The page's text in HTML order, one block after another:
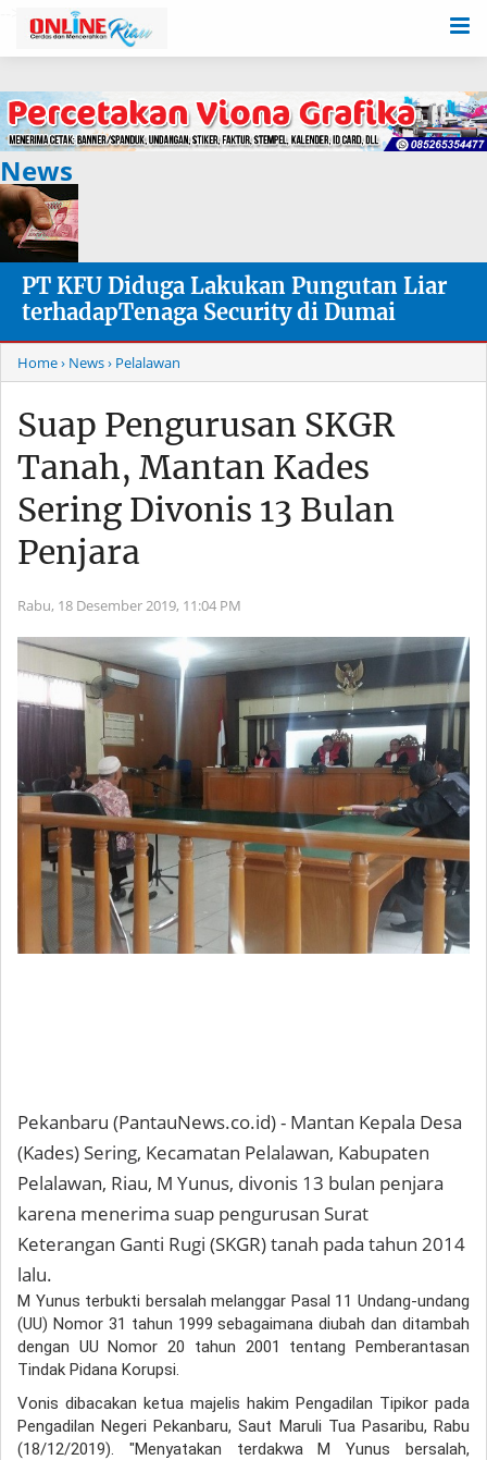
News
PT KFU Diduga Lakukan Pungutan Liar
terhadapTenaga Security di Dumai
Home› News› Pelalawan
Suap Pengurusan SKGR
Tanah, Mantan Kades
Sering Divonis 13 Bulan
Penjara
Rabu, 18 Desember 2019, 11:04 PM
Pekanbaru (PantauNews.co.id)- Mantan Kepala Desa
(Kades) Sering, Kecamatan Pelalawan, Kabupaten
Pelalawan, Riau, M Yunus, divonis 13 bulan penjara
karena menerima suap pengurusan Surat
Keterangan Ganti Rugi (SKGR) tanah pada tahun 2014
lalu.
M Yunus terbukti bersalah melanggar Pasal 11 Undang-undang
(UU) Nomor 31 tahun 1999 sebagaimana diubah dan ditambah
dengan UU Nomor 20 tahun 2001 tentang Pemberantasan
Tindak Pidana Korupsi.
Vonis dibacakan ketua majelis hakim Pengadilan Tipikor pada
Pengadilan Negeri Pekanbaru, Saut Maruli Tua Pasaribu, Rabu
(18/12/2019). "Menyatakan terdakwa M Yunus bersalah,